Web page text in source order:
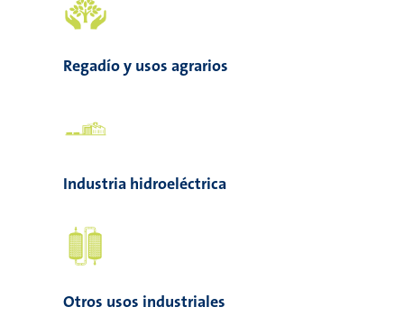
Regadío y usos agrarios
Industria hidroeléctrica
Otros usos industriales